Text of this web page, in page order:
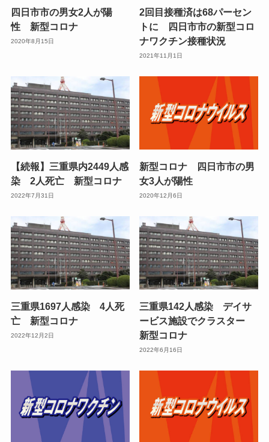
四日市市の男女2人が陽
性 新型コロナ
2020年8月15日
2回目接種済は68パーセン
トに 四日市市の新型コロ
ナワクチン接種状況
2021年11月1日
【続報】三重県内2449人感
染 2人死亡 新型コロナ
2022年7月31日
新型コロナ 四日市市の男
女3人が陽性
2020年12月6日
三重県1697人感染 4人死
亡 新型コロナ
2022年12月2日
三重県142人感染 デイサ
ービス施設でクラスター
新型コロナ
2022年6月16日